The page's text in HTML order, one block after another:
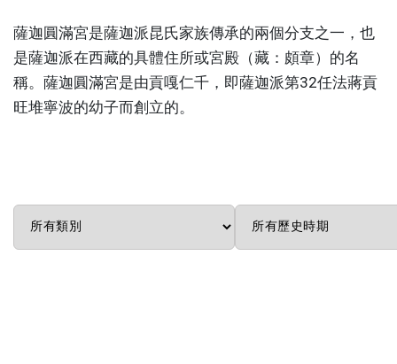
薩迦圓滿宮是薩迦派昆氏家族傳承的兩個分支之一，也
是薩迦派在西藏的具體住所或宮殿（藏：頗章）的名
稱。薩迦圓滿宮是由貢嘎仁千，即薩迦派第32任法蔣貢
旺堆寧波的幼子而創立的。